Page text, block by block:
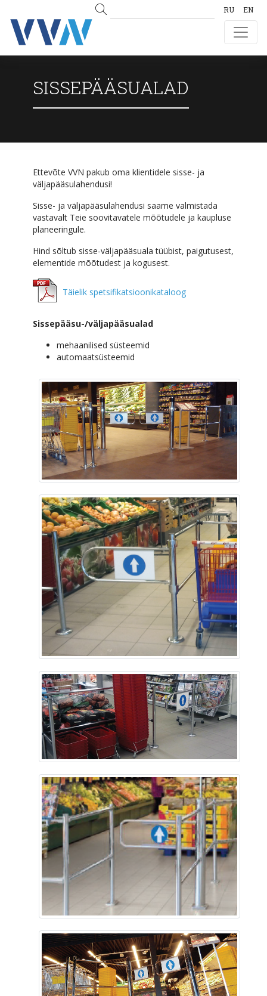
RU EN
SISSEPÄÄSUALAD
Ettevõte VVN pakub oma klientidele sisse- ja
väljapääsulahendusi!
Sisse- ja väljapääsulahendusi saame valmistada
vastavalt Teie soovitavatele mõõtudele ja kaupluse
planeeringule.
Hind sõltub sisse-väljapääsuala tüübist, paigutusest,
elementide mõõtudest ja kogusest.
Täielik spetsifikatsioonikataloog
Sissepääsu-/väljapääsualad
mehaanilised süsteemid
automaatsüsteemid